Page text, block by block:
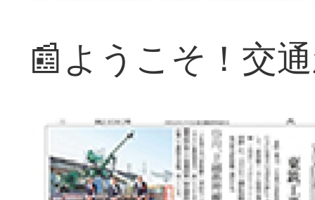
📰ようこそ！交